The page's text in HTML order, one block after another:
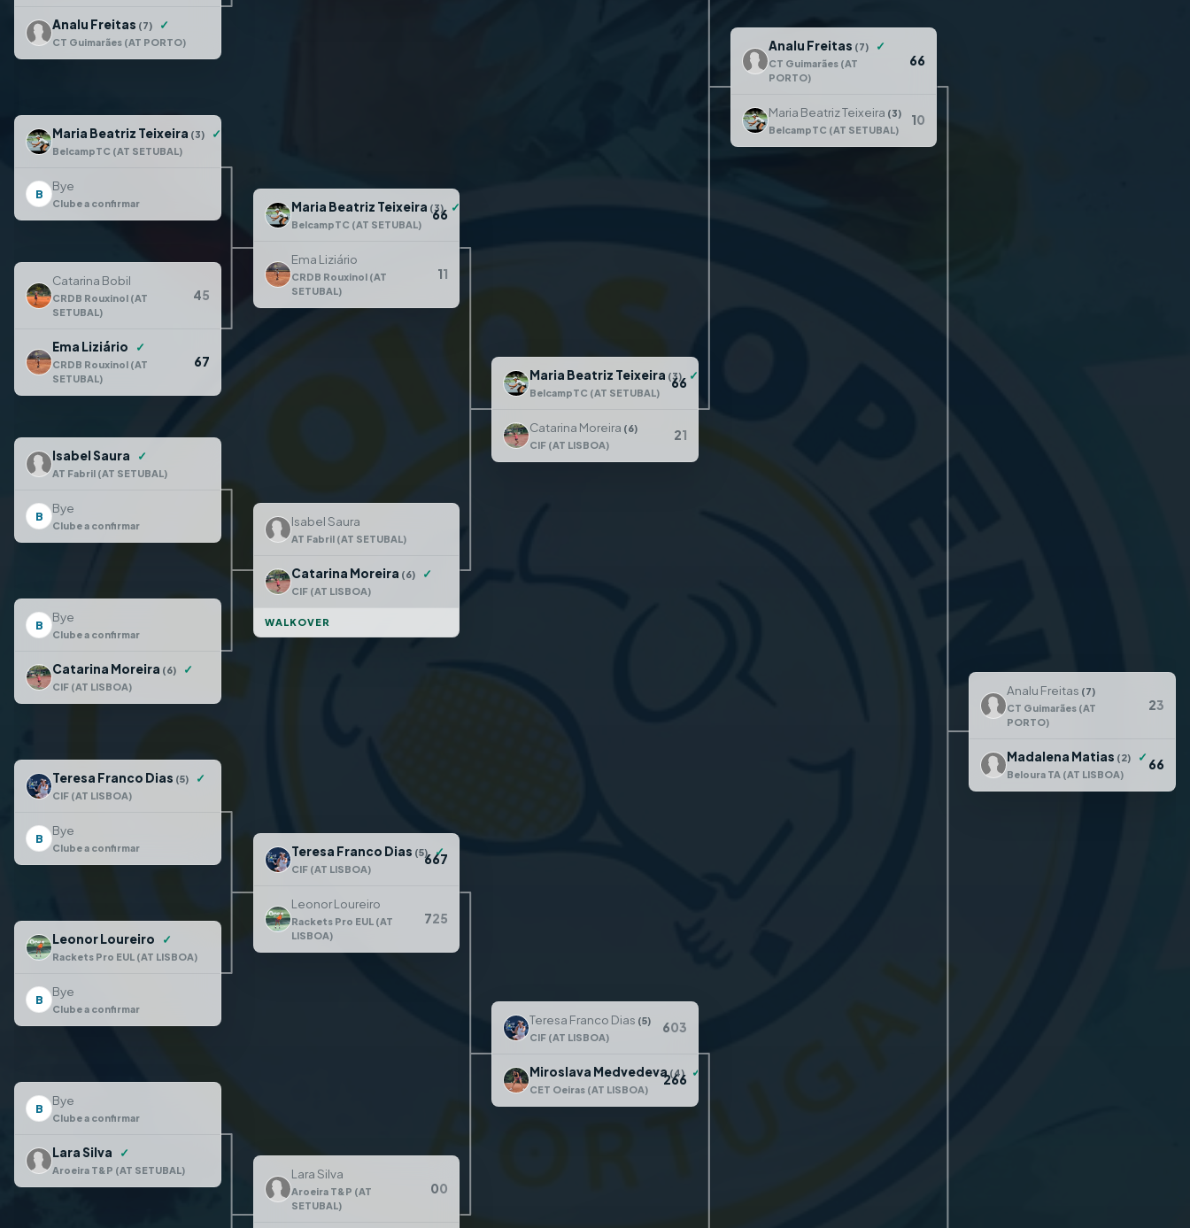
Analu Freitas (7) ✓
CT Guimarães (AT PORTO)
Maria Beatriz Teixeira (3) ✓
BelcampTC (AT SETUBAL)
B
Bye
Clube a confirmar
Catarina Bobil
CRDB Rouxinol (AT
SETUBAL)
45
Ema Liziário ✓
CRDB Rouxinol (AT
SETUBAL)
67
Isabel Saura ✓
AT Fabril (AT SETUBAL)
B
Bye
Clube a confirmar
B
Bye
Clube a confirmar
Catarina Moreira (6) ✓
CIF (AT LISBOA)
Teresa Franco Dias (5) ✓
CIF (AT LISBOA)
B
Bye
Clube a confirmar
Leonor Loureiro ✓
Rackets Pro EUL (AT LISBOA)
B
Bye
Clube a confirmar
B
Bye
Clube a confirmar
Lara Silva ✓
Aroeira T&P (AT SETUBAL)
Maria Beatriz Teixeira (3) ✓
BelcampTC (AT SETUBAL)
66
Ema Liziário
CRDB Rouxinol (AT
SETUBAL)
11
Isabel Saura
AT Fabril (AT SETUBAL)
Catarina Moreira (6) ✓
CIF (AT LISBOA)
WALKOVER
Teresa Franco Dias (5) ✓
CIF (AT LISBOA)
667
Leonor Loureiro
Rackets Pro EUL (AT
LISBOA)
725
Lara Silva
Aroeira T&P (AT
SETUBAL)
00
Maria Beatriz Teixeira (3) ✓
BelcampTC (AT SETUBAL)
66
Catarina Moreira (6)
CIF (AT LISBOA)
21
Teresa Franco Dias (5)
CIF (AT LISBOA)
603
Miroslava Medvedeva(4) ✓
CET Oeiras (AT LISBOA)
266
Analu Freitas (7) ✓
CT Guimarães (AT
PORTO)
66
Maria Beatriz Teixeira (3)
BelcampTC (AT SETUBAL)
10
Analu Freitas (7)
CT Guimarães (AT
PORTO)
23
Madalena Matias (2) ✓
Beloura TA (AT LISBOA)
66